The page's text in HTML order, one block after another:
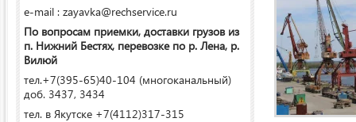
e-mail : zayavka@rechservice.ru
По вопросам приемки, доставки грузов из
п. Нижний Бестях, перевозке по р. Лена, р.
Вилюй
тел.+7(395-65)40-104 (многоканальный)
доб. 3437, 3434
тел. в Якутске +7(4112)317-315